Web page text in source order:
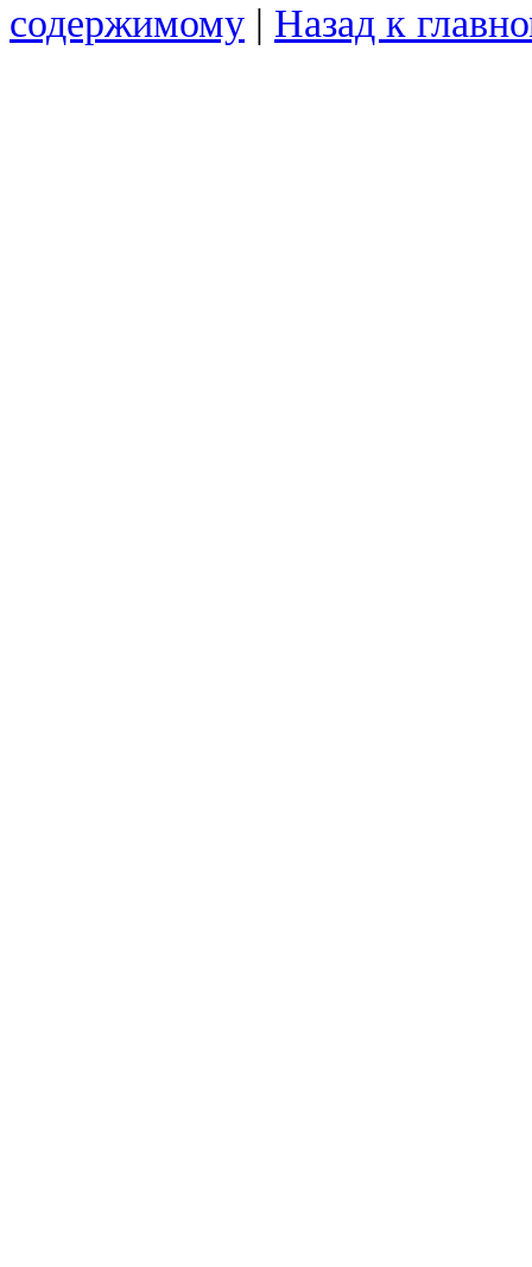
содержимому | Назад к